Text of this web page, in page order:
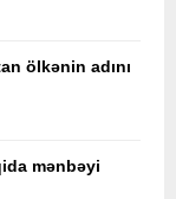
ölkənin adını
mənbəyi